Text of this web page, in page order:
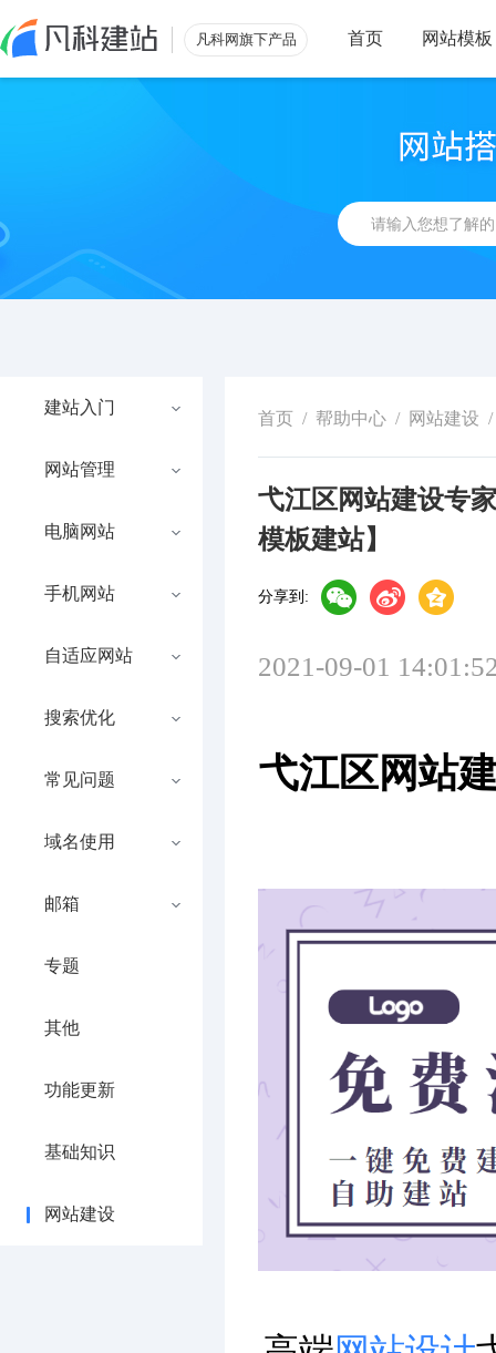
凡科网旗下产品 首页 网站模板
建站入门
网站管理
电脑网站
手机网站
自适应网站
搜索优化
常见问题
域名使用
邮箱
专题
其他
功能更新
基础知识
网站建设
首页 / 帮助中心 / 网站建设 /
弋江区网站建设专
模板建站】
分享到:
2021-09-01
弋江区网站